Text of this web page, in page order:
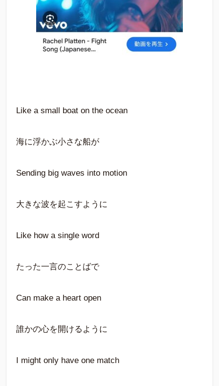
Like a small boat on the ocean
海に浮かぶ小さな船が
Sending big waves into motion
大きな波を起こすように
Like how a single word
たった一言のことばで
Can make a heart open
誰かの心を開けるように
I might only have one match